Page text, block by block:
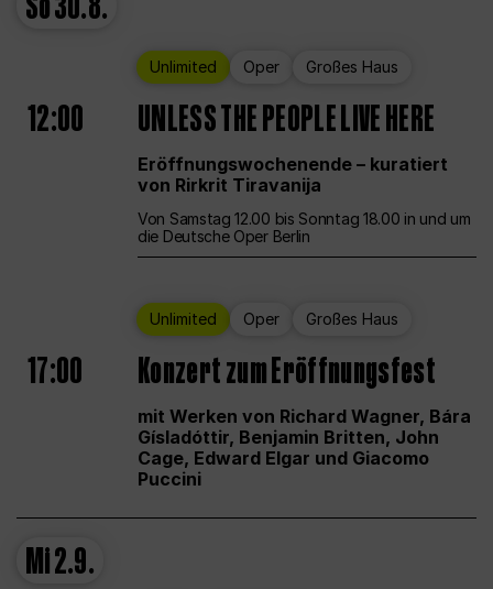
Unlimited Oper Großes Haus
12:00 UNLESS THE PEOPLE LIVE HERE
Eröffnungswochenende – kuratiert
von Rirkrit Tiravanija
Von Samstag 12.00 bis Sonntag 18.00 in und um
die Deutsche Oper Berlin
Unlimited Oper Großes Haus
17:00 Konzert zum Eröffnungsfest
mit Werken von Richard Wagner, Bára
Gísladóttir, Benjamin Britten, John
Cage, Edward Elgar und Giacomo
Puccini
Mi2.9.